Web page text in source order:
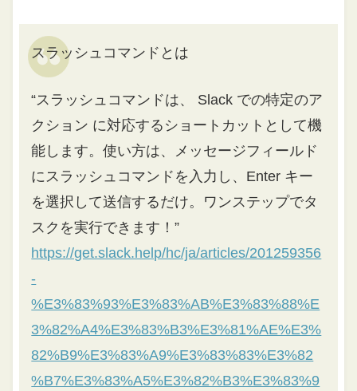
スラッシュコマンドとは
“スラッシュコマンドは、 Slack での特定のア
クション に対応するショートカットとして機
能します。使い方は、メッセージフィールド
にスラッシュコマンドを入力し、Enter キー
を選択して送信するだけ。ワンステップでタ
スクを実行できます！”
https://get.slack.help/hc/ja/articles/201259356
-
%E3%83%93%E3%83%AB%E3%83%88%E
3%82%A4%E3%83%B3%E3%81%AE%E3%
82%B9%E3%83%A9%E3%83%83%E3%82
%B7%E3%83%A5%E3%82%B3%E3%83%9